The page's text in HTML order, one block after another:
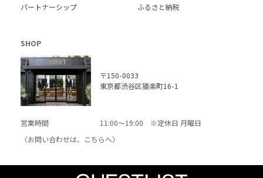
パートナーシップ
ふるさと納税
SHOP
〒150-0033
東京都渋谷区猿楽町16-1
営業時間
11:00～19:00 ※定休日 月曜日
〈お問い合わせは、
こちらへ〉